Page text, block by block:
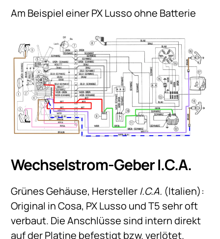
Am Beispiel einer PX Lusso ohne Batterie
Wechselstrom-Geber I.C.A.
Grünes Gehäuse, HerstellerI.C.A. (Italien):
Original in Cosa, PX Lusso und T5 sehr oft
verbaut. Die Anschlüsse sind intern direkt
auf der Platine befestigt bzw. verlötet.